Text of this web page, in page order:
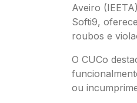
Aveiro
Softi9,
roubos e
O CUCo
ou